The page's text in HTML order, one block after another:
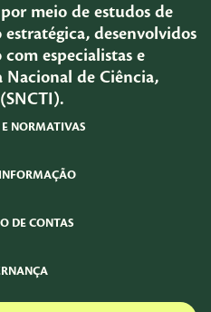
meio de estudos de
estratégica, desenvolvidos
especialistas e
Nacional de Ciência,
E NORMATIVAS
DE CONTAS